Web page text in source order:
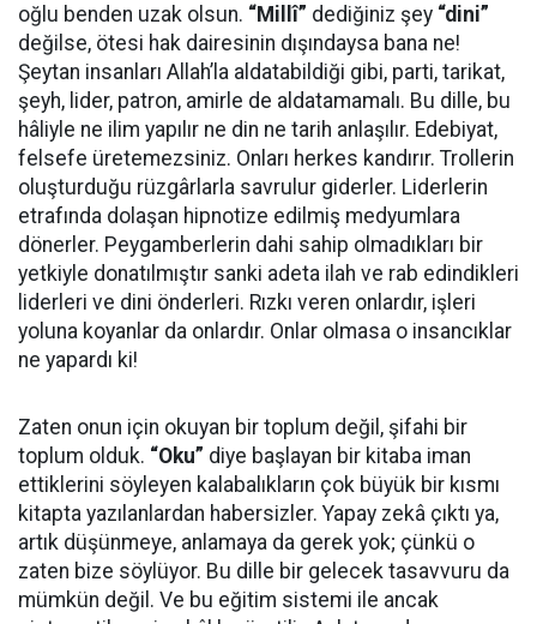
oğlu benden uzak olsun. “Millî” dediğiniz şey “dini”
değilse, ötesi hak dairesinin dışındaysa bana ne!
Şeytan insanları Allah’la aldatabildiği gibi, parti, tarikat,
şeyh, lider, patron, amirle de aldatamamalı. Bu dille, bu
hâliyle ne ilim yapılır ne din ne tarih anlaşılır. Edebiyat,
felsefe üretemezsiniz. Onları herkes kandırır. Trollerin
oluşturduğu rüzgârlarla savrulur giderler. Liderlerin
etrafında dolaşan hipnotize edilmiş medyumlara
dönerler. Peygamberlerin dahi sahip olmadıkları bir
yetkiyle donatılmıştır sanki adeta ilah ve rab edindikleri
liderleri ve dini önderleri. Rızkı veren onlardır, işleri
yoluna koyanlar da onlardır. Onlar olmasa o insancıklar
ne yapardı ki!
Zaten onun için okuyan bir toplum değil, şifahi bir
toplum olduk. “Oku” diye başlayan bir kitaba iman
ettiklerini söyleyen kalabalıkların çok büyük bir kısmı
kitapta yazılanlardan habersizler. Yapay zekâ çıktı ya,
artık düşünmeye, anlamaya da gerek yok; çünkü o
zaten bize söylüyor. Bu dille bir gelecek tasavvuru da
mümkün değil. Ve bu eğitim sistemi ile ancak